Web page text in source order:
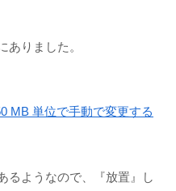
ありました。
MB 単位で手動で変更する
るようなので、『放置』し